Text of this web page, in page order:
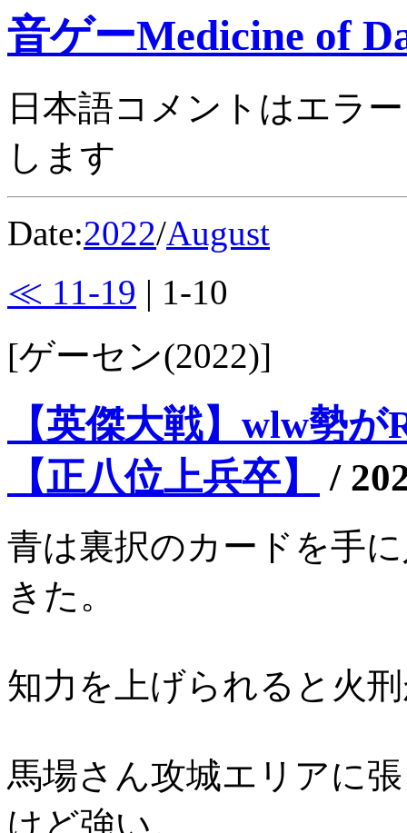
音ゲーMedicine of
日本語コメントはエラ
します
Date:2022/August
≪ 11-19 | 1-10
[ゲーセン(2022)]
【英傑大戦】wlw勢
【正八位上兵卒】
/
青は裏択のカードを手
きた。
知力を上げられると火
馬場さん攻城エリアに
けど強い。